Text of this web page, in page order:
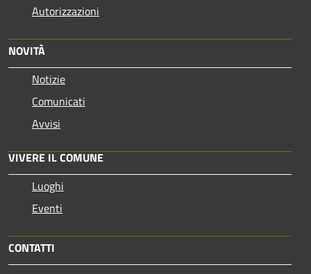
Autorizzazioni
NOVITÀ
Notizie
Comunicati
Avvisi
VIVERE IL COMUNE
Luoghi
Eventi
CONTATTI